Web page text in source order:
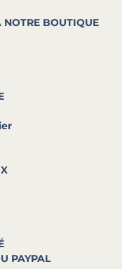
NOTRE BOUTIQUE
PAYPAL